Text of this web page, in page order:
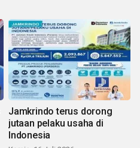
Jamkrindo terus dorong
jutaan pelaku usaha di
Indonesia